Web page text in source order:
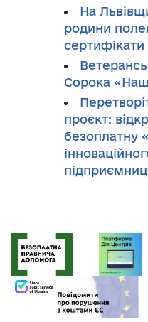
На
родини
Сорока
проєкт:
безоплатну